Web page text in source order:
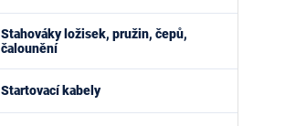
Stahováky ložisek, pružin, čepů,
čalounění
Startovací kabely